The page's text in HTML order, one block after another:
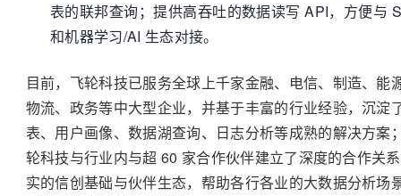
表的联邦查询；提供高吞吐的数据读写 API，方便与
和机器学习/AI 生态对接。
目前，飞轮科技已服务全球上千家金融、电信、制造、能
物流、政务等中大型企业，并基于丰富的行业经验，沉淀
表、用户画像、数据湖查询、日志分析等成熟的解决方案
轮科技与行业内与超 60 家合作伙伴建立了深度的合作关
实的信创基础与伙伴生态，帮助各行各业的大数据分析场